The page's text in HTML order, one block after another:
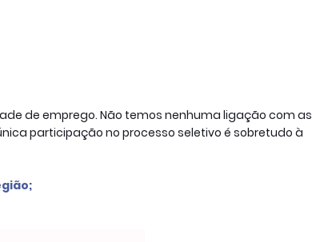
de emprego. Não temos nenhuma ligação com as
participação no processo seletivo é sobretudo à
;